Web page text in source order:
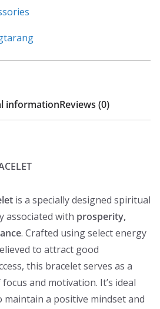
informationReviews (0)
is a specially designed spiritual
associated with prosperity,
. Crafted using select energy
to attract good
this bracelet serves as a
and motivation. It’s ideal
a positive mindset and